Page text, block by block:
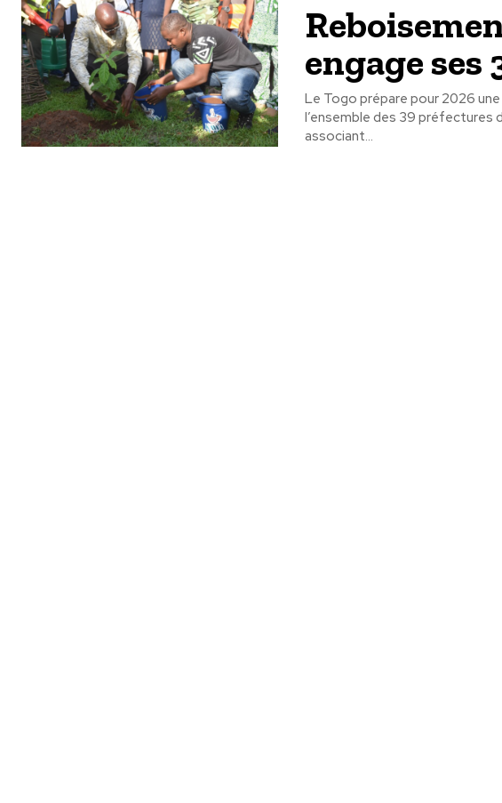
engage
Le Togo prépare pour 2026
l’ensemble des 39 préfectures du pays. Portée par une
associant...